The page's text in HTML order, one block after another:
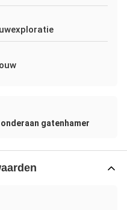
onderaan gatenhamer